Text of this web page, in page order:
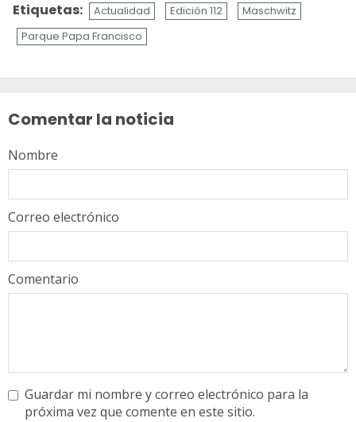
Etiquetas: Actualidad Edición 112
Maschwitz
Parque Papa Francisco
Comentar la noticia
Comentario
Nombre
Correo electrónico
Guardar mi nombre y correo electrónico para la
próxima vez que comente en este sitio.